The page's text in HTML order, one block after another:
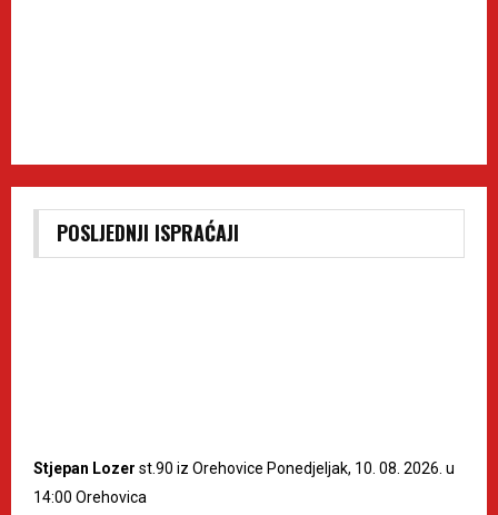
POSLJEDNJI ISPRAĆAJI
Stjepan Lozer st.90 iz Orehovice Ponedjeljak, 10. 08. 2026. u
14:00 Orehovica